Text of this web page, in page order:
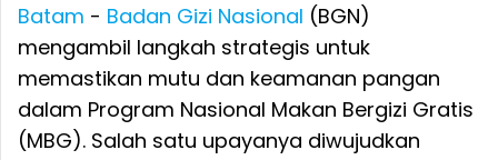
Batam - Badan Gizi Nasional (BGN)
mengambil langkah strategis untuk
memastikan mutu dan keamanan pangan
dalam Program Nasional Makan Bergizi Gratis
(MBG). Salah satu upayanya diwujudkan